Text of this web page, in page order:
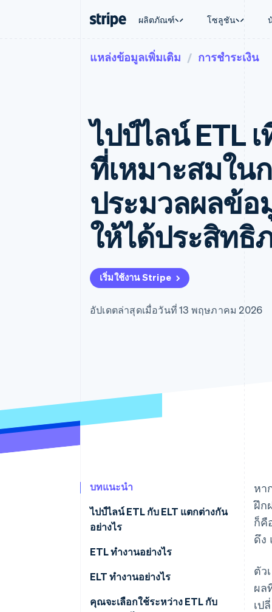
ผลิตภัณฑ์ โซลูชัน
การชำระเงิน
การชำระเงินแบบไม่ต้องเขียน
UI การชำระเงินสำเร็จรูป
องค์ประกอบ UI ที่ยืดหยุ่น
วิธีการชำระเงิน
เข้าถึงได้มากกว่า 125 รายการ
Authorization Boost
ยกระดับการยอมรับการชำระเงิน
การชำระเงินที่รวดเร็วขึ้น
รายรับ
การเรียกเก็บเงินตา
การชำระเงินตามร
การจัดการการชำระ
บิล
Invoicing
ครั้งเดียวหรือตามแบ
Tax
คิดภาษีการขายและ
อัตโนมัติ
Revenue
ระบบอัตโนมัติสำหรั
ตามกรณี
การทำ
ธุรกิจทั่
การชำร
การจัดก
แพลตฟ
SaaS
เอกสารประกอบ
Stripe Apps
การสนับ
แหล่งข้อมูลเพิ่มเติม การชำระเงิน
ไปป์ไลน์ ETL เ
ที่เหมาะสมใน
ประมวลผลข้อ
ให้ได้ประสิทธิ
เริ่มใช้งาน Stripe
อัปเดตล่าสุดเมื่อวันที่ 13 พฤษภาคม 2026
บทแนะนำ
ไปป์ไลน์ ETL กับ ELT แตกต่างกัน
อย่างไร
ETL ทำงานอย่างไร
ELT ทำงานอย่างไร
คุณจะเลือกใช้ระหว่าง ETL กับ
หา
ฝึก
ก็คื
ดึง
ตัว
ผล
เป